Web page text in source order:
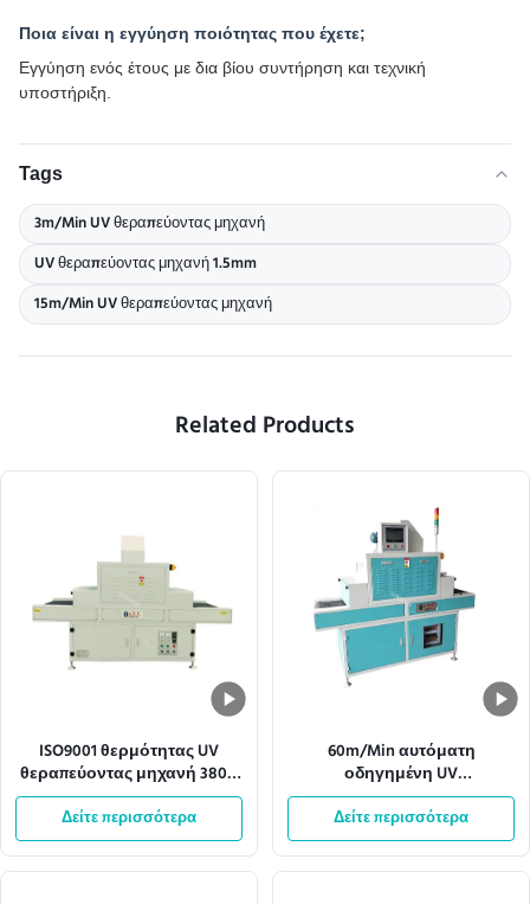
Ποια είναι η εγγύηση ποιότητας που έχετε;
Εγγύηση ενός έτους με δια βίου συντήρηση και τεχνική
υποστήριξη.
Tags
3m/Min UV θεραπεύοντας μηχανή
UV θεραπεύοντας μηχανή 1.5mm
15m/Min UV θεραπεύοντας μηχανή
Related Products
ISO9001 θερμότητας UV
θεραπεύοντας μηχανή 380V
50HZ μεταφορέων
διασκεδασμού ελαφριά
Δείτε περισσότερα
60m/Min αυτόματη
οδηγημένη UV
θεραπεύοντας μηχανή
360mm πλάτος πλέγματος
μεταφορέων
Δείτε περισσότερα